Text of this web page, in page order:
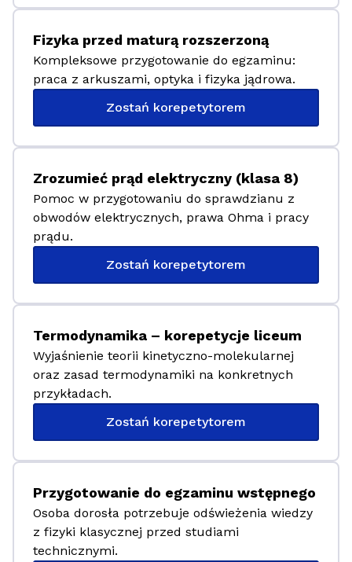
Fizyka przed maturą rozszerzoną
Kompleksowe przygotowanie do egzaminu:
praca z arkuszami, optyka i fizyka jądrowa.
Zostań korepetytorem
Zrozumieć prąd elektryczny (klasa 8)
Pomoc w przygotowaniu do sprawdzianu z
obwodów elektrycznych, prawa Ohma i pracy
prądu.
Zostań korepetytorem
Termodynamika – korepetycje liceum
Wyjaśnienie teorii kinetyczno-molekularnej
oraz zasad termodynamiki na konkretnych
przykładach.
Zostań korepetytorem
Przygotowanie do egzaminu wstępnego
Osoba dorosła potrzebuje odświeżenia wiedzy
z fizyki klasycznej przed studiami
technicznymi.